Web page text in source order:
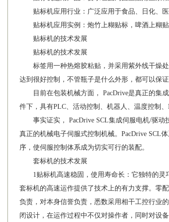
贴标机应用行业：广泛应用于食品、日化、医
贴标机应用实例：炮竹上糊贴标，啤酒上糊贴
贴标机的技术发展
贴标机的技术发展
标签用一种热熔胶粘贴，并采用紫外线干燥处
达到很好控制，不管瓶子是什么外形，都可以保
目前在包装机械方面， PacDrive是真正的集
件下，具有PLC、活动控制、机器人、温度控制、
事实证实， PacDrive SCL集成伺服电机/驱动
真正的机械电子伺服式控制机械。PacDrive SCL
序，使伺服控制体系成为切实可行的装配。
套标机的技术发展
1贴标机高速稳固，使用寿命长：它独特的灵
套标机的高速运作提供了技术上的有力支撑。零
负责，对本身信誉负责，悉数采用相干工控行业
闭设计，在运作过程中不仅对操作者，同时对设